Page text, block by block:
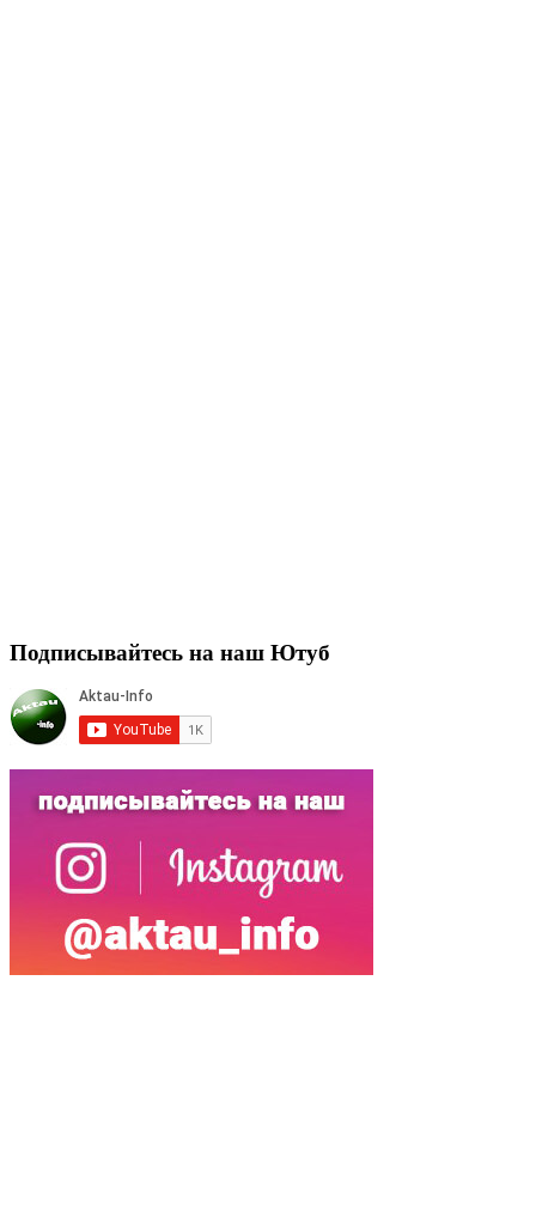
Подписывайтесь на наш Ютуб